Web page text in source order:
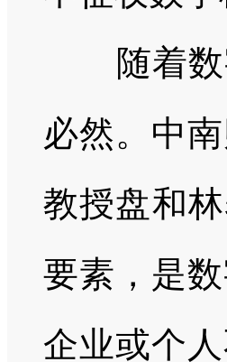
随着
必然。中
教授盘和
要素，是
企业或个